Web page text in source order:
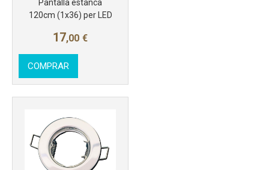
Pantalla estanca
120cm (1x36) per LED
17,00 €
COMPRAR